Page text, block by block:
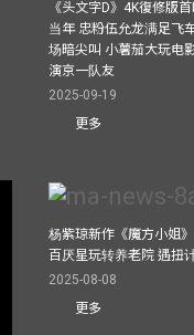
《头文字D》4K復修版
当年 忠粉伍允龙满足飞
场暗尖叫 小薯茄大玩电
演京一队友
2025-09-19
更多
杨紫琼新作《魔方小姐
百厌星玩转养老院 遇扭
2025-08-08
更多